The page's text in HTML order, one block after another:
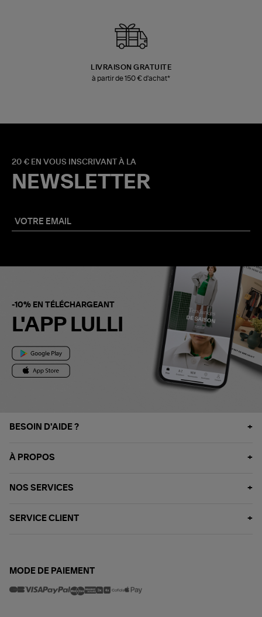
LIVRAISON GRATUITE
à partir de 150 € d'achat*
20 € EN VOUS INSCRIVANT À LA
NEWSLETTER
-10% EN TÉLÉCHARGEANT
L'APP LULLI
BESOIN D'AIDE ?
À PROPOS
NOS SERVICES
SERVICE CLIENT
MODE DE PAIEMENT